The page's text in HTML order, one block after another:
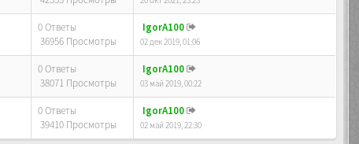
0 Ответы
36956 Просмотры
IgorA100
02 дек 2019, 01:06
0 Ответы
38071 Просмотры
IgorA100
03 май 2019, 00:22
0 Ответы
39410 Просмотры
IgorA100
02 май 2019, 22:30